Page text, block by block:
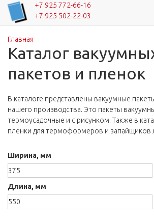
+7 925 772-66-16
+7 925 502-22-03
Вы здесь
Главная
Каталог
пакетов и пленок
В каталоге представлены вакуумные
нашего производства. Это пакеты
термоусадочные и с рисунком. Также в
пленки для термоформеров и запайщиков
Ширина, мм
Длина, мм